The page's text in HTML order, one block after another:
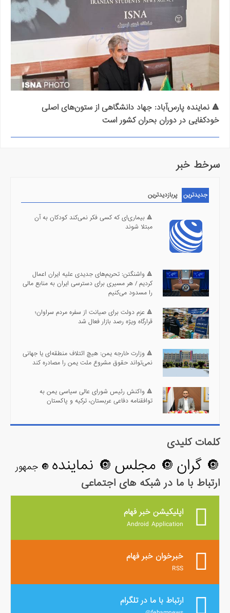
🔺 نماینده پارس‌آباد: جهاد دانشگاهی از ستون‌های اصلی
خودکفایی در دوران بحران‌ کشور است
سرخط خبر
جدیدترین پربازدیدترین
🔺 بیماری‌ای که کسی فکر نمی‌کند کودکان به آن
مبتلا شوند
🔺 واشنگتن: تحریم‌های جدیدی علیه ایران اعمال
کردیم / هر مسیری برای دسترسی ایران به منابع مالی
را مسدود می‌کنیم
🔺 عزم دولت برای صیانت از سفره مردم سراوان؛
قرارگاه ویژه رصد بازار فعال شد
🔺 وزارت خارجه یمن: هیچ ائتلاف منطقه‌ای یا جهانی
نمی‌تواند حقوق مشروع ملت یمن را مصادره کند
🔺 واکنش رئیس شورای عالی سیاسی یمن به
توافقنامه دفاعی عربستان، ترکیه و پاکستان
کلمات کلیدی
🔘 گران 🔘 مجلس 🔘 نماینده 🔘 جمهور
ارتباط با ما در شبکه های اجتماعی
اپلیکیشن خبر فهام
Android Application
خبرخوان خبر فهام
RSS
ارتباط با ما در تلگرام